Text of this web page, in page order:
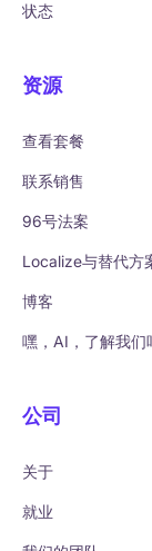
状态
资源
查看套餐
联系销售
96号法案
Localize与替代方
博客
嘿，AI，了解我们
公司
关于
就业